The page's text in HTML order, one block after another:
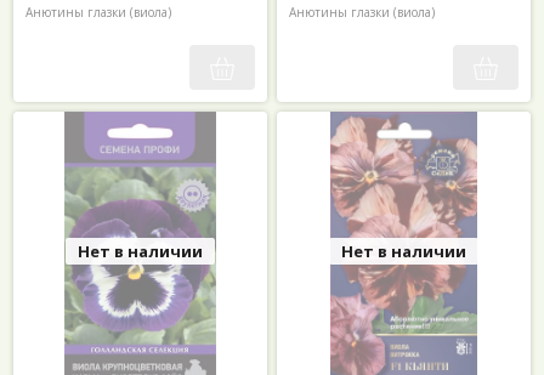
Анютины глазки (виола) Анютины глазки (виола)
Нет в наличии Нет в наличии